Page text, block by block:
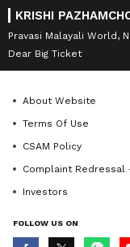
KRISHI
Pravasi Malayali World,
Dear Big Ticket
About Website
Terms Of Use
CSAM Policy
Complaint Redressal
Investors
FOLLOW US ON